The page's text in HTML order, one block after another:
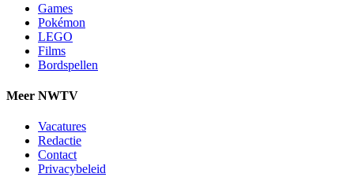
Games
Pokémon
LEGO
Films
Bordspellen
Meer NWTV
Vacatures
Redactie
Contact
Privacybeleid